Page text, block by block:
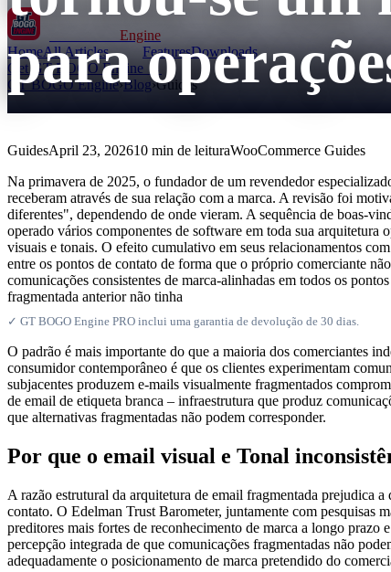
Engine
HomeAll Articles FeaturesDownloads
Get GT BOGO Engine →
GT BOGO Engine›Blog›Guides
para
GuidesApril 23, 202610 min de leituraWooCommerce Guides
Na primavera de 2025, o fundador de um revendedor
receberam através de sua relação com a marca. A revisão foi
diferentes", dependendo de onde vieram. A sequência de boas-
operado vários componentes de software em toda sua
visuais e tonais. O efeito cumulativo em seus relacionamentos
entre os pontos de contato de forma que o próprio comerciante
comunicações consistentes de marca-alinhadas em todos os
fragmentada anterior não tinha
✓ GT BOGO Engine PRO inclui uma garantia de devolução de 30 dias.
O padrão é mais importante do que a maioria dos comerciantes
consumidor contemporâneo é que os clientes experimentam
subjacentes produzem e-mails visualmente fragmentados
de email de etiqueta branca – infraestrutura que produz
que alternativas fragmentadas não podem corresponder.
Por que o email visual e Tonal
A razão estrutural da arquitetura de email fragmentada prejudica
contato. O Edelman Trust Barometer, juntamente com pesquisas
preditores mais fortes de reconhecimento de marca a longo prazo
percepção integrada de que comunicações fragmentadas não
adequadamente o posicionamento de marca pretendido do